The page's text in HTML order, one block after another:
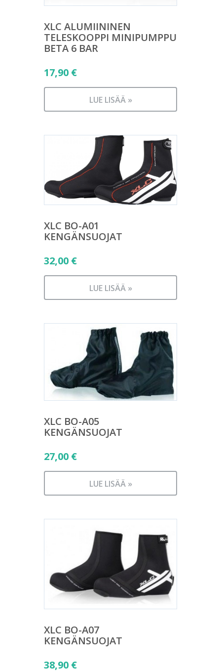
XLC ALUMIININEN
TELESKOOPPI MINIPUMPPU
BETA 6 BAR
17,90 €
LUE LISÄÄ »
XLC BO-A01
KENGÄNSUOJAT
32,00 €
LUE LISÄÄ »
XLC BO-A05
KENGÄNSUOJAT
27,00 €
LUE LISÄÄ »
XLC BO-A07
KENGÄNSUOJAT
38,90 €